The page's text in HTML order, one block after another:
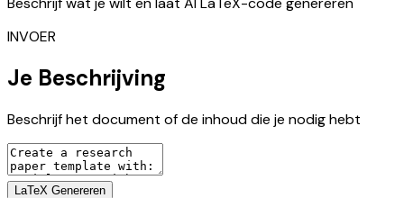
INVOER
Je Beschrijving
Beschrijf het document of de inhoud die je nodig hebt
LaTeX Genereren